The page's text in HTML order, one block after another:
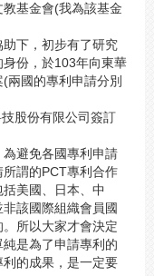
基金會(我為該基金
下，初步有了研究
份，於103年向東華
兩國的專利申請分別
股份有限公司簽訂
避免各國專利申請
謂的PCT專利合作
美國、日本、中
該國際組織會員國
所以大家才會決定
是為了申請專利的
的成果，是一定要